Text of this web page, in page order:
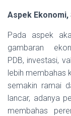
Aspek
Pada aspek
gambaran
PDB, investasi,
lebih membahas
semakin ramai
lancar, adanya
membahas